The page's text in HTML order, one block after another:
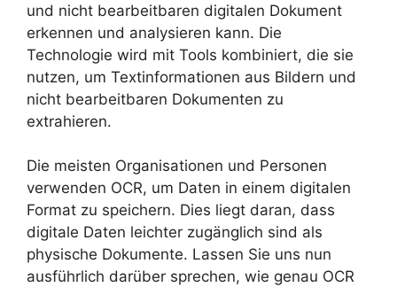
und nicht bearbeitbaren digitalen Dokument
erkennen und analysieren kann. Die
Technologie wird mit Tools kombiniert, die sie
nutzen, um Textinformationen aus Bildern und
nicht bearbeitbaren Dokumenten zu
extrahieren.
Die meisten Organisationen und Personen
verwenden OCR, um Daten in einem digitalen
Format zu speichern. Dies liegt daran, dass
digitale Daten leichter zugänglich sind als
physische Dokumente. Lassen Sie uns nun
ausführlich darüber sprechen, wie genau OCR